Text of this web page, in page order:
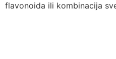
flavonoida ili kombinacija